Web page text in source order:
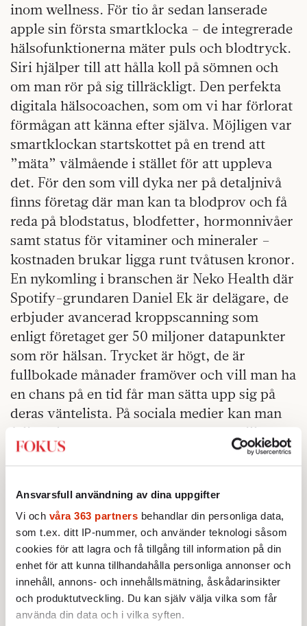
Ansvarsfull användning av dina uppgifter
Vi och våra 363 partners behandlar din personliga data,
som t.ex. ditt IP-nummer, och använder teknologi såsom
cookies för att lagra och få tillgång till information på din
enhet för att kunna tillhandahålla personliga annonser och
innehåll, annons- och innehållsmätning, åskådarinsikter
och produktutveckling. Du kan själv välja vilka som får
använda din data och i vilka syften.
inom wellness. För tio år sedan lanserade
apple sin första smartklocka – de integrerade
hälsofunktionerna mäter puls och blodtryck.
Siri hjälper till att hålla koll på sömnen och
om man rör på sig tillräckligt. Den perfekta
digitala hälsocoachen, som om vi har förlorat
förmågan att känna efter själva. Möjligen var
smartklockan startskottet på en trend att
”mäta” välmående i stället för att uppleva
det. För den som vill dyka ner på detaljnivå
finns företag där man kan ta blodprov och få
reda på blodstatus, blodfetter, hormonnivåer
samt status för vitaminer och mineraler –
kostnaden brukar ligga runt tvåtusen kronor.
En nykomling i branschen är Neko Health där
Spotify-grundaren Daniel Ek är delägare, de
erbjuder avancerad kroppscanning som
enligt företaget ger 50 miljoner datapunkter
som rör hälsan. Trycket är högt, de är
fullbokade månader framöver och vill man ha
en chans på en tid får man sätta upp sig på
deras väntelista. På sociala medier kan man
följa hälsoexperter som berättar om vilka
hälsoparametrar man ska ha koll på, gadgets
man kan använda, de perfekta
träningsuppläggen, kosttillskott, dieter och
andra hälsosamma vanor man bör ha. Är
detta en glimt av framtiden? Kan vi alla bli
lightversioner av techmiljardären Bryan
Johnson?